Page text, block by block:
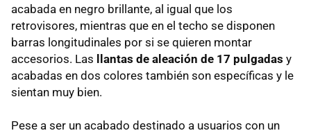
acabada en negro brillante, al igual que los
retrovisores, mientras que en el techo se disponen
barras longitudinales por si se quieren montar
accesorios. Las llantas de aleación de 17 pulgadas y
acabadas en dos colores también son específicas y le
sientan muy bien.
Pese a ser un acabado destinado a usuarios con un